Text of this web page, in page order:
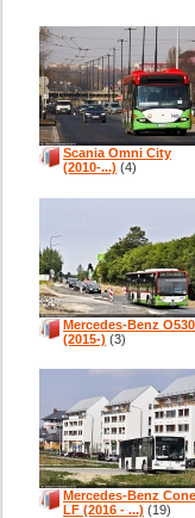
Scania Omni City
(2010-...) (4)
Mercedes-Benz O530
(2015-) (3)
Mercedes-Benz
LF (2016 - ...) (19)